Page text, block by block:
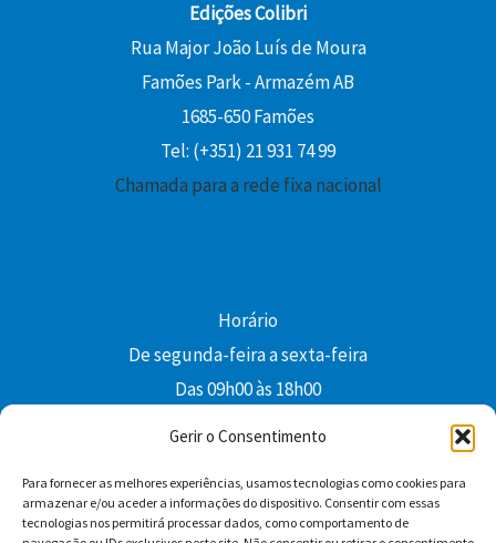
Gerir o Consentimento
Para fornecer as melhores experiências, usamos tecnologias como cookies para
armazenar e/ou aceder a informações do dispositivo. Consentir com essas
tecnologias nos permitirá processar dados, como comportamento de
Edições Colibri
Rua Major João Luís de Moura
Famões Park - Armazém AB
1685-650 Famões
Tel: (+351) 21 931 74 99
Chamada para a rede fixa nacional
Horário
De segunda-feira a sexta-feira
Das 09h00 às 18h00
Facebook YouTube Instagram
Whatsapp